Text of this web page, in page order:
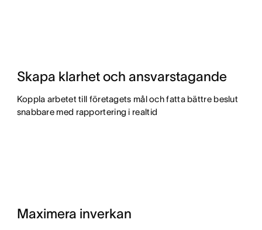
Skapa klarhet och ansvarstagande
Koppla arbetet till företagets mål och fatta bättre beslut
snabbare med rapportering i realtid
Maximera inverkan